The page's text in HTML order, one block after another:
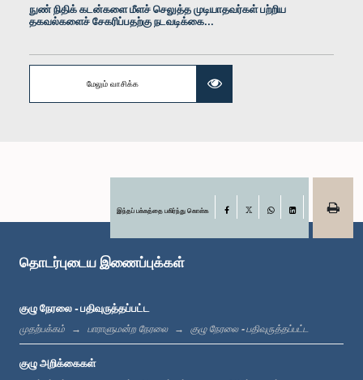
நுண் நிதிக் கடன்களை மீளச் செலுத்த முடியாதவர்கள் பற்றிய
தகவல்களைச் சேகரிப்பதற்கு நடவடிக்கை...
மேலும் வாசிக்க
இந்தப் பக்கத்தை பகிர்ந்து கொள்க Facebook
LinkedIn
தொடர்புடைய இணைப்புக்கள்
குழு நேரலை - பதிவுருத்தப்பட்ட
முதற்பக்கம் பாராளுமன்ற நேரலை குழு நேரலை - பதிவுருத்தப்பட்ட
குழு அறிக்கைகள்